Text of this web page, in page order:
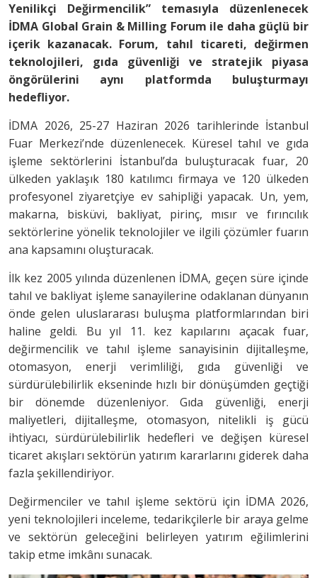
Yenilikçi Değirmencilik” temasıyla düzenlenecek
İDMA Global Grain & Milling Forum ile daha güçlü bir
içerik kazanacak. Forum, tahıl ticareti, değirmen
teknolojileri, gıda güvenliği ve stratejik piyasa
öngörülerini aynı platformda buluşturmayı
hedefliyor.
İDMA 2026, 25-27 Haziran 2026 tarihlerinde İstanbul
Fuar Merkezi’nde düzenlenecek. Küresel tahıl ve gıda
işleme sektörlerini İstanbul’da buluşturacak fuar, 20
ülkeden yaklaşık 180 katılımcı firmaya ve 120 ülkeden
profesyonel ziyaretçiye ev sahipliği yapacak. Un, yem,
makarna, bisküvi, bakliyat, pirinç, mısır ve fırıncılık
sektörlerine yönelik teknolojiler ve ilgili çözümler fuarın
ana kapsamını oluşturacak.
İlk kez 2005 yılında düzenlenen İDMA, geçen süre içinde
tahıl ve bakliyat işleme sanayilerine odaklanan dünyanın
önde gelen uluslararası buluşma platformlarından biri
haline geldi. Bu yıl 11. kez kapılarını açacak fuar,
değirmencilik ve tahıl işleme sanayisinin dijitalleşme,
otomasyon, enerji verimliliği, gıda güvenliği ve
sürdürülebilirlik ekseninde hızlı bir dönüşümden geçtiği
bir dönemde düzenleniyor. Gıda güvenliği, enerji
maliyetleri, dijitalleşme, otomasyon, nitelikli iş gücü
ihtiyacı, sürdürülebilirlik hedefleri ve değişen küresel
ticaret akışları sektörün yatırım kararlarını giderek daha
fazla şekillendiriyor.
Değirmenciler ve tahıl işleme sektörü için İDMA 2026,
yeni teknolojileri inceleme, tedarikçilerle bir araya gelme
ve sektörün geleceğini belirleyen yatırım eğilimlerini
takip etme imkânı sunacak.